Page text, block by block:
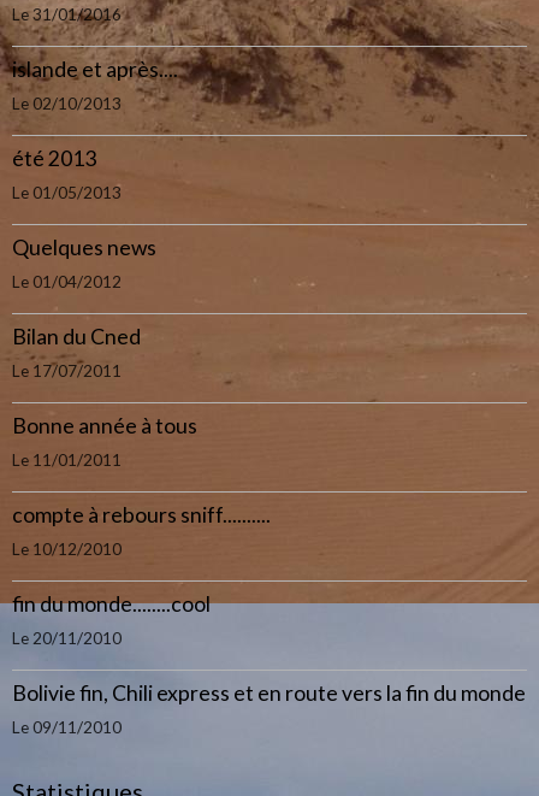
Le 31/01/2016
islande et après....
Le 02/10/2013
été 2013
Le 01/05/2013
Quelques news
Le 01/04/2012
Bilan du Cned
Le 17/07/2011
Bonne année à tous
Le 11/01/2011
compte à rebours sniff..........
Le 10/12/2010
fin du monde........cool
Le 20/11/2010
Bolivie fin, Chili express et en route vers la fin du monde
Le 09/11/2010